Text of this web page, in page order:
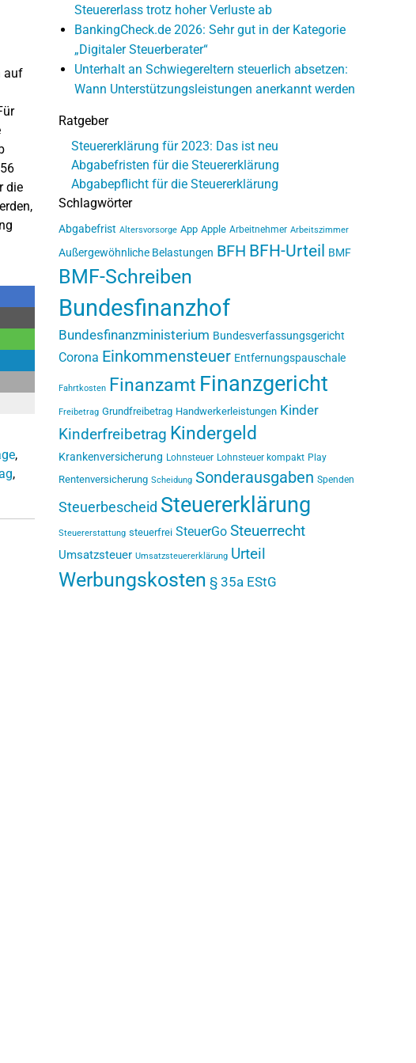
auf
die
,
,
Steuererlass trotz hoher Verluste ab
BankingCheck.de 2026: Sehr gut in der Kategorie
„Digitaler Steuerberater“
Unterhalt an Schwiegereltern steuerlich absetzen:
Wann Unterstützungsleistungen anerkannt werden
Ratgeber
Steuererklärung für 2023: Das ist neu
Abgabefristen für die Steuererklärung
Abgabepflicht für die Steuererklärung
Schlagwörter
Abgabefrist Altersvorsorge App Apple Arbeitnehmer Arbeitszimmer
Außergewöhnliche Belastungen BFH BFH-Urteil BMF
BMF-Schreiben
Bundesfinanzhof
Bundesfinanzministerium Bundesverfassungsgericht
Corona Einkommensteuer Entfernungspauschale
Fahrtkosten Finanzamt Finanzgericht
Freibetrag Grundfreibetrag Handwerkerleistungen Kinder
Kinderfreibetrag Kindergeld
Krankenversicherung Lohnsteuer Lohnsteuer kompakt Play
Rentenversicherung Scheidung Sonderausgaben Spenden
Steuerbescheid Steuererklärung
Steuererstattung steuerfrei SteuerGo Steuerrecht
Umsatzsteuer Umsatzsteuererklärung Urteil
Werbungskosten § 35a EStG